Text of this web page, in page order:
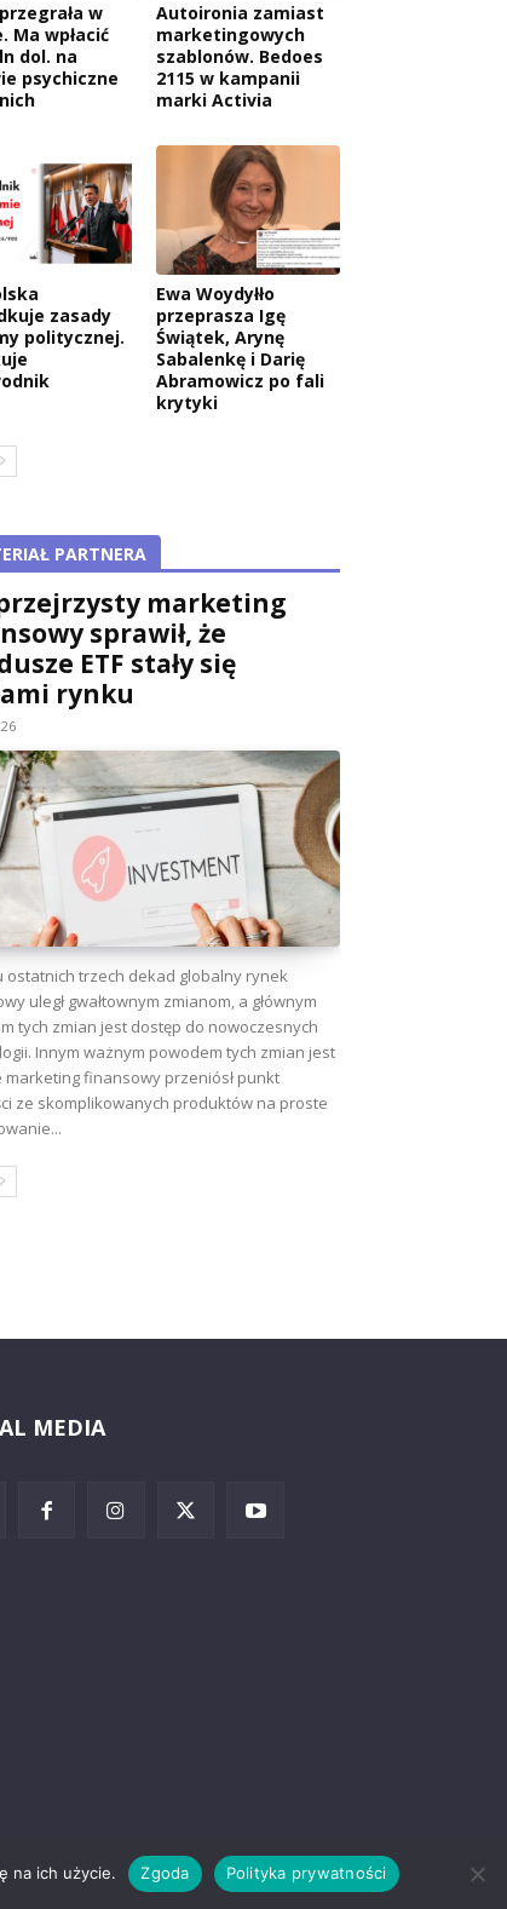
w
Ma wpłacić
dol. na
psychiczne
Autoironia zamiast
marketingowych
szablonów. Bedoes
2115 w kampanii
marki Activia
zasady
politycznej.
Ewa Woydyłło
przeprasza Igę
Świątek, Arynę
Sabalenkę i Darię
Abramowicz po fali
krytyki
PARTNERA
marketing
sprawił, że
ETF stały się
rynku
ostatnich trzech dekad globalny rynek
uległ gwałtownym zmianom, a głównym
tych zmian jest dostęp do nowoczesnych
Innym ważnym powodem tych zmian jest
marketing finansowy przeniósł punkt
ze skomplikowanych produktów na proste
MEDIA
prawne
na ich użycie. Zgoda Polityka prywatności